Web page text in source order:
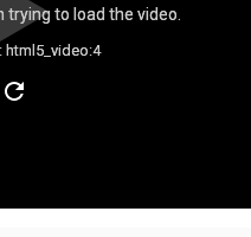
to load the video.
html5_video:4